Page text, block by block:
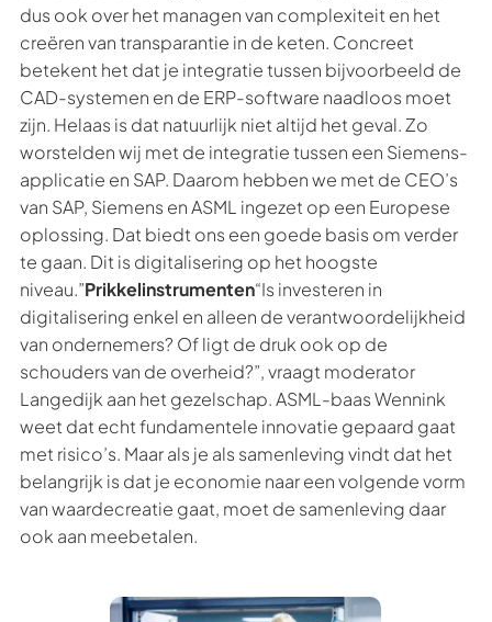
dus ook over het managen van complexiteit en het
creëren van transparantie in de keten. Concreet
betekent het dat je integratie tussen bijvoorbeeld de
CAD-systemen en de ERP-software naadloos moet
zijn. Helaas is dat natuurlijk niet altijd het geval. Zo
worstelden wij met de integratie tussen een Siemens-
applicatie en SAP. Daarom hebben we met de CEO’s
van SAP, Siemens en ASML ingezet op een Europese
oplossing. Dat biedt ons een goede basis om verder
te gaan. Dit is digitalisering op het hoogste
niveau.”Prikkelinstrumenten“Is investeren in
digitalisering enkel en alleen de verantwoordelijkheid
van ondernemers? Of ligt de druk ook op de
schouders van de overheid?”, vraagt moderator
Langedijk aan het gezelschap. ASML-baas Wennink
weet dat echt fundamentele innovatie gepaard gaat
met risico’s. Maar als je als samenleving vindt dat het
belangrijk is dat je economie naar een volgende vorm
van waardecreatie gaat, moet de samenleving daar
ook aan meebetalen.